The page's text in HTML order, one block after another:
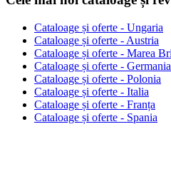
Cataloage și oferte - Ungaria
Cataloage și oferte - Austria
Cataloage și oferte - Marea
Cataloage și oferte - Germania
Cataloage și oferte - Polonia
Cataloage și oferte - Italia
Cataloage și oferte - Franța
Cataloage și oferte - Spania